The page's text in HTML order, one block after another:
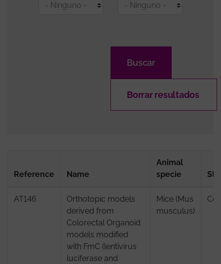
- Ninguno - - Ninguno -
Reference Name
Animal
specie
AT146
Orthotopic models
derived from
Colorectal Organoid
models modified
with FmC (lentivirus
luciferase and
Mice (Mus
musculus)